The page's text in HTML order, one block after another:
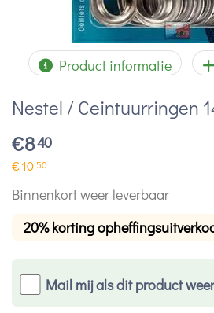
Product informatie
Nestel / Ceintuurringen
€840
€1050
Binnenkort weer leverbaar
20% korting
Mail mij als dit product